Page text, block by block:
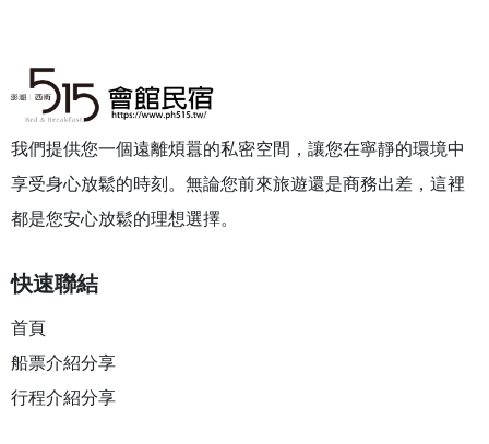
我們提供您一個遠離煩囂的私密空間，讓您在寧靜的環境中
享受身心放鬆的時刻。無論您前來旅遊還是商務出差，這裡
都是您安心放鬆的理想選擇。
快速聯結
首頁
船票介紹分享
行程介紹分享